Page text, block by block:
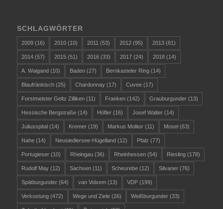
SCHLAGWÖRTER
2009(16) 2010(10) 2011 (53) 2012(95) 2013(81)
2014(57) 2015(51) 2016(33) 2017(24) 2018(14)
A. Waigand (10) Baden(27) Bernkasteler Ring(14)
Blaufränkisch(25) Chardonnay(17) Cuvee(17)
Forstmeister Geltz Zilliken(11) Franken(142) Grauburgunder(13)
Hessische Bergstraße(14) Höfler(16) Josef Walter(14)
Juliusspital (14) Kremer(19) Markus Molitor(11) Mosel (63)
Nahe(14) Neusiedlersee-Hügelland (12) Pfalz (77)
Portugieser(10) Rheingau(36) Rheinhessen(54) Riesling(178)
Rudolf May(12) Sachsen(11) Scheurebe(12) Silvaner(76)
Spätburgunder(64) van Volxem(13) VDP(199)
Verkostung(472) Wege und Ziele(26) Weißburgunder(33)